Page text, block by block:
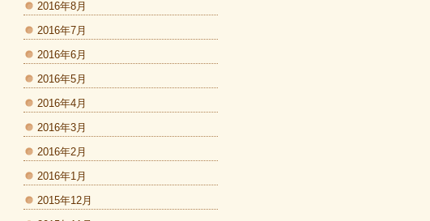
2016年8月
2016年7月
2016年6月
2016年5月
2016年4月
2016年3月
2016年2月
2016年1月
2015年12月